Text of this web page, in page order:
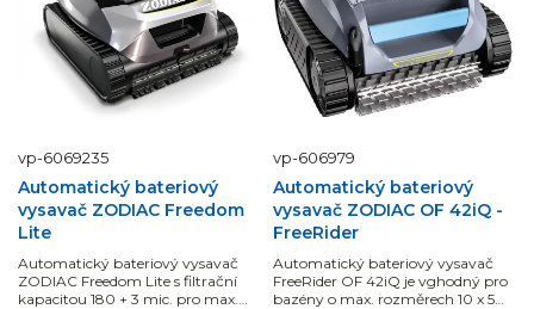
vp-6069235
Automatický bateriový
vysavač ZODIAC Freedom
Lite
Automatický bateriový vysavač
ZODIAC Freedom Lite s filtrační
kapacitou 180 + 3 mic. pro max.
vp-606979
Automatický bateriový
vysavač ZODIAC OF 42iQ -
FreeRider
Automatický bateriový vysavač
FreeRider OF 42iQ je vghodný pro
bazény o max. rozměrech 10 x 5